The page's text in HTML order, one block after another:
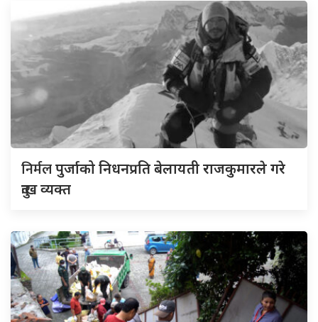
निर्मलपुर्जाको निधनप्रति बेलायती राजकुमारले गरे
दुःख व्यक्त